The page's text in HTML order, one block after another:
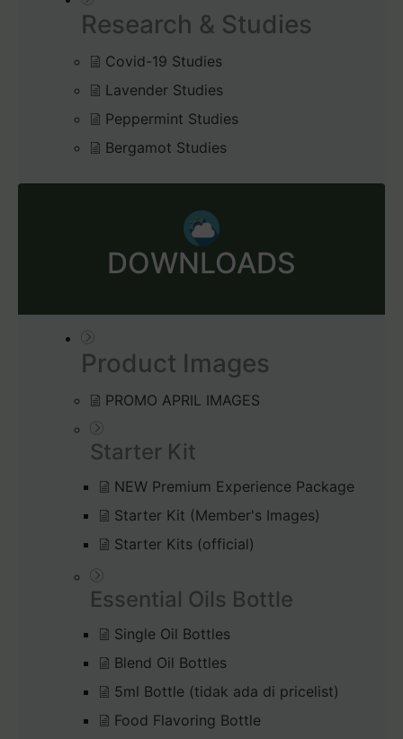
Research & Studies
Covid-19 Studies
Lavender Studies
Peppermint Studies
Bergamot Studies
DOWNLOADS
Product Images
PROMO APRIL IMAGES
Starter Kit
NEW Premium Experience Package
Starter Kit (Member's Images)
Starter Kits (official)
Essential Oils Bottle
Single Oil Bottles
Blend Oil Bottles
5ml Bottle (tidak ada di pricelist)
Food Flavoring Bottle